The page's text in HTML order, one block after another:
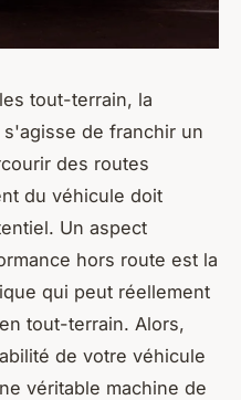
tout-terrain, la
de franchir un
des routes
du véhicule doit
Un aspect
hors route est la
qui peut réellement
tout-terrain. Alors,
de votre véhicule
véritable machine de